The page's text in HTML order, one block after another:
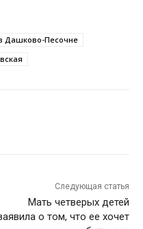
Дашково-Песочне
Следующая статья
Мать четверых детей
о том, что ее хочет